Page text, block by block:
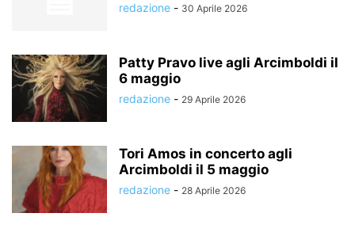
redazione - 30 Aprile 2026
Patty Pravo live agli Arcimboldi il
6 maggio
redazione - 29 Aprile 2026
Tori Amos in concerto agli
Arcimboldi il 5 maggio
redazione - 28 Aprile 2026